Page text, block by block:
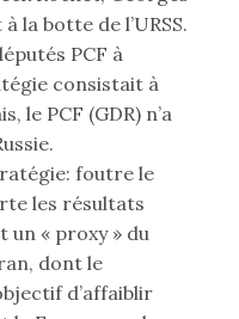
la botte de l’URSS.
PCF à
consistait à
le PCF (GDR) n’a
foutre le
les résultats
un « proxy » du
dont le
d’affaiblir